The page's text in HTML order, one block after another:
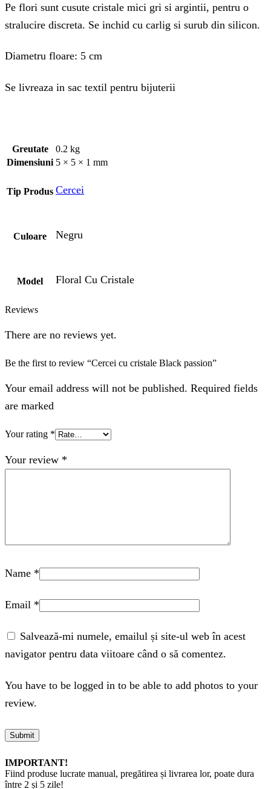
Pe flori sunt cusute cristale mici gri si argintii, pentru o
stralucire discreta. Se inchid cu carlig si surub din silicon.
Diametru floare: 5 cm
Se livreaza in sac textil pentru bijuterii
Greutate
0.2 kg
Dimensiuni 5 × 5 × 1 mm
Tip Produs Cercei
Culoare Negru
Model Floral Cu Cristale
Reviews
There are no reviews yet.
Be the first to review “Cercei cu cristale Black passion”
Your email address will not be published. Required fields
are marked
Your rating *
Your review *
Name *
Email *
Salvează-mi numele, emailul și site-ul web în acest
navigator pentru data viitoare când o să comentez.
You have to be logged in to be able to add photos to your
review.
IMPORTANT!
Fiind produse lucrate manual, pregătirea și livrarea lor, poate dura
între 2 și 5 zile!